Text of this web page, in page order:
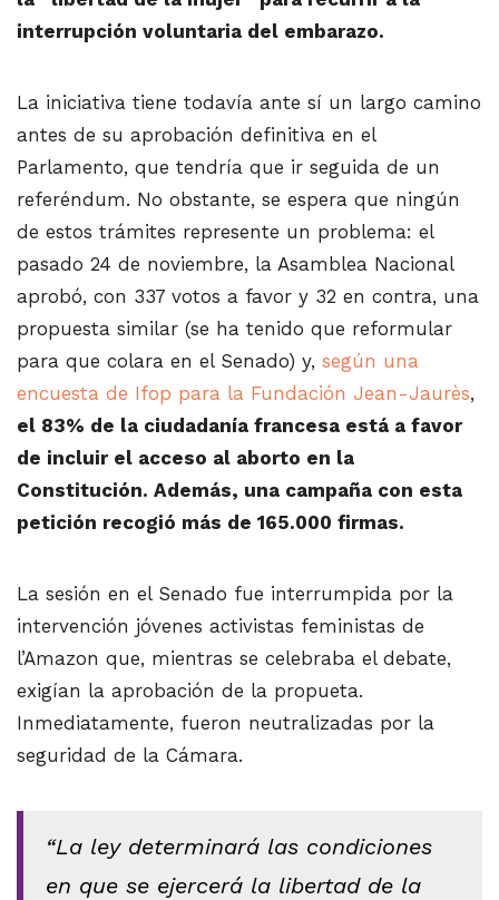
interrupción voluntaria del embarazo.
La iniciativa tiene todavía ante sí un largo camino
antes de su aprobación definitiva en el
Parlamento, que tendría que ir seguida de un
referéndum. No obstante, se espera que ningún
de estos trámites represente un problema: el
pasado 24 de noviembre, la Asamblea Nacional
aprobó, con 337 votos a favor y 32 en contra, una
propuesta similar (se ha tenido que reformular
para que colara en el Senado) y, según una
encuesta de Ifop para la Fundación Jean-Jaurès,
el 83% de la ciudadanía francesa está a favor
de incluir el acceso al aborto en la
Constitución. Además, una campaña con esta
petición recogió más de 165.000 firmas.
La sesión en el Senado fue interrumpida por la
intervención jóvenes activistas feministas de
l’Amazon que, mientras se celebraba el debate,
exigían la aprobación de la propueta.
Inmediatamente, fueron neutralizadas por la
seguridad de la Cámara.
“La ley determinará las condiciones
en que se ejercerá la libertad de la